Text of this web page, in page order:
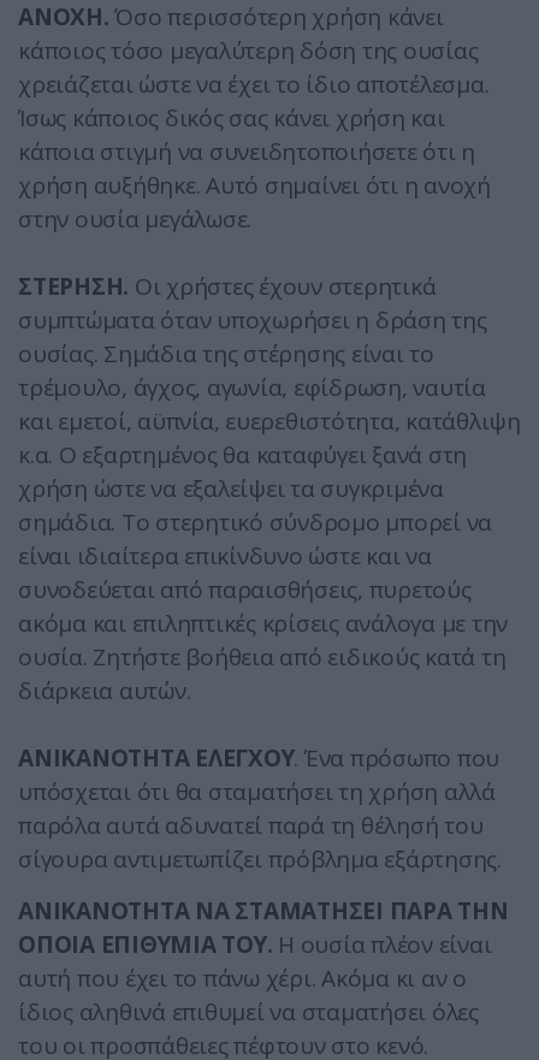
ΑΝΟΧΗ.Όσο περισσότερη χρήση κάνει
κάποιος τόσο μεγαλύτερη δόση της ουσίας
χρειάζεται ώστε να έχει το ίδιο αποτέλεσμα.
Ίσως κάποιος δικός σας κάνει χρήση και
κάποια στιγμή να συνειδητοποιήσετε ότι η
χρήση αυξήθηκε. Αυτό σημαίνει ότι η ανοχή
στην ουσία μεγάλωσε.
ΣΤΕΡΗΣΗ. Οι χρήστες έχουν στερητικά
συμπτώματα όταν υποχωρήσει η δράση της
ουσίας. Σημάδια της στέρησης είναι το
τρέμουλο, άγχος, αγωνία, εφίδρωση, ναυτία
και εμετοί, αϋπνία, ευερεθιστότητα, κατάθλιψη
κ.α. Ο εξαρτημένος θα καταφύγει ξανά στη
χρήση ώστε να εξαλείψει τα συγκριμένα
σημάδια. Το στερητικό σύνδρομο μπορεί να
είναι ιδιαίτερα επικίνδυνο ώστε και να
συνοδεύεται από παραισθήσεις, πυρετούς
ακόμα και επιληπτικές κρίσεις ανάλογα με την
ουσία. Ζητήστε βοήθεια από ειδικούς κατά τη
διάρκεια αυτών.
ΑΝΙΚΑΝΟΤΗΤΑ ΕΛΕΓΧΟΥ. Ένα πρόσωπο που
υπόσχεται ότι θα σταματήσει τη χρήση αλλά
παρόλα αυτά αδυνατεί παρά τη θέλησή του
σίγουρα αντιμετωπίζει πρόβλημα εξάρτησης.
ΑΝΙΚΑΝΟΤΗΤΑ ΝΑ ΣΤΑΜΑΤΗΣΕΙ ΠΑΡΑ ΤΗΝ
ΟΠΟΙΑ ΕΠΙΘΥΜΙΑ ΤΟΥ. Η ουσία πλέον είναι
αυτή που έχει το πάνω χέρι. Ακόμα κι αν ο
ίδιος αληθινά επιθυμεί να σταματήσει όλες
του οι προσπάθειες πέφτουν στο κενό.